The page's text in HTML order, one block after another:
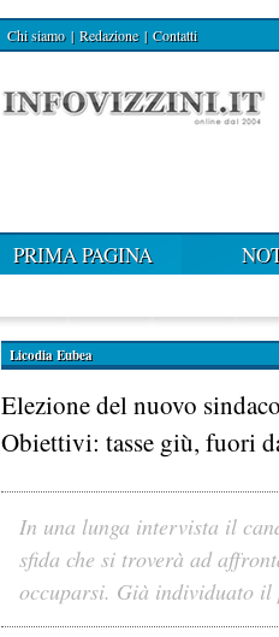
Chi siamo | Redazione | Contatti
PRIMA PAGINA
Licodia Eubea
Elezione del nuovo
Obiettivi: tasse giù, fuori
In una lunga intervista il
sfida che si troverà ad
occuparsi. Già individuato il